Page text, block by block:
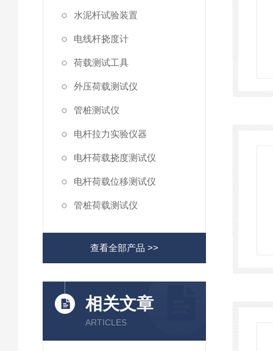
水泥杆试验装置
电线杆挠度计
荷载测试工具
外压荷载测试仪
管桩测试仪
电杆拉力实验仪器
电杆荷载挠度测试仪
电杆荷载位移测试仪
管桩荷载测试仪
查看全部产品 >>
相关文章
ARTICLES